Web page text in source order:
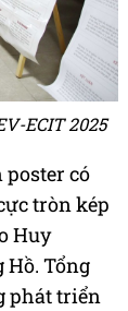
ECIT 2025
có
tròn kép
Huy
Hồ. Tổng
phát triển